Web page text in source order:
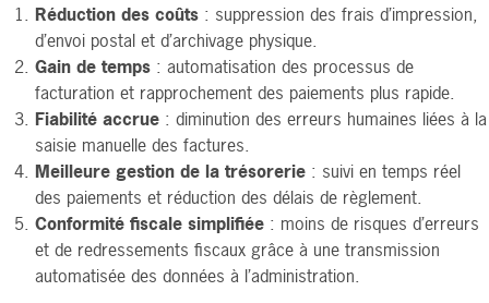
Réduction des coûts : suppression des frais d’impression,
d’envoi postal et d’archivage physique.
Gain de temps : automatisation des processus de
facturation et rapprochement des paiements plus rapide.
Fiabilité accrue : diminution des erreurs humaines liées à la
saisie manuelle des factures.
Meilleure gestion de la trésorerie : suivi en temps réel
des paiements et réduction des délais de règlement.
Conformité fiscale simplifiée : moins de risques d’erreurs
et de redressements fiscaux grâce à une transmission
automatisée des données à l’administration.